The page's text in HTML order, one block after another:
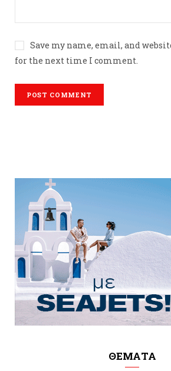
Save my name, email, and
for the next time I comment.
ΘΕΜΑΤΑ